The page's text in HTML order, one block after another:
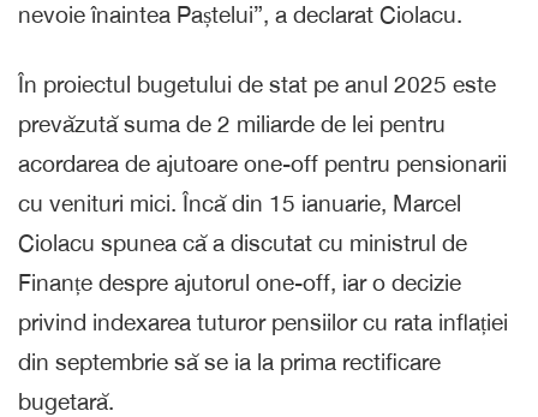
nevoie înaintea Paștelui”, a declarat Ciolacu.
În proiectul bugetului de stat pe anul 2025 este
prevăzută suma de 2 miliarde de lei pentru
acordarea de ajutoare one-off pentru pensionarii
cu venituri mici. Încă din 15 ianuarie, Marcel
Ciolacu spunea că a discutat cu ministrul de
Finanțe despre ajutorul one-off, iar o decizie
privind indexarea tuturor pensiilor cu rata inflației
din septembrie să se ia la prima rectificare
bugetară.